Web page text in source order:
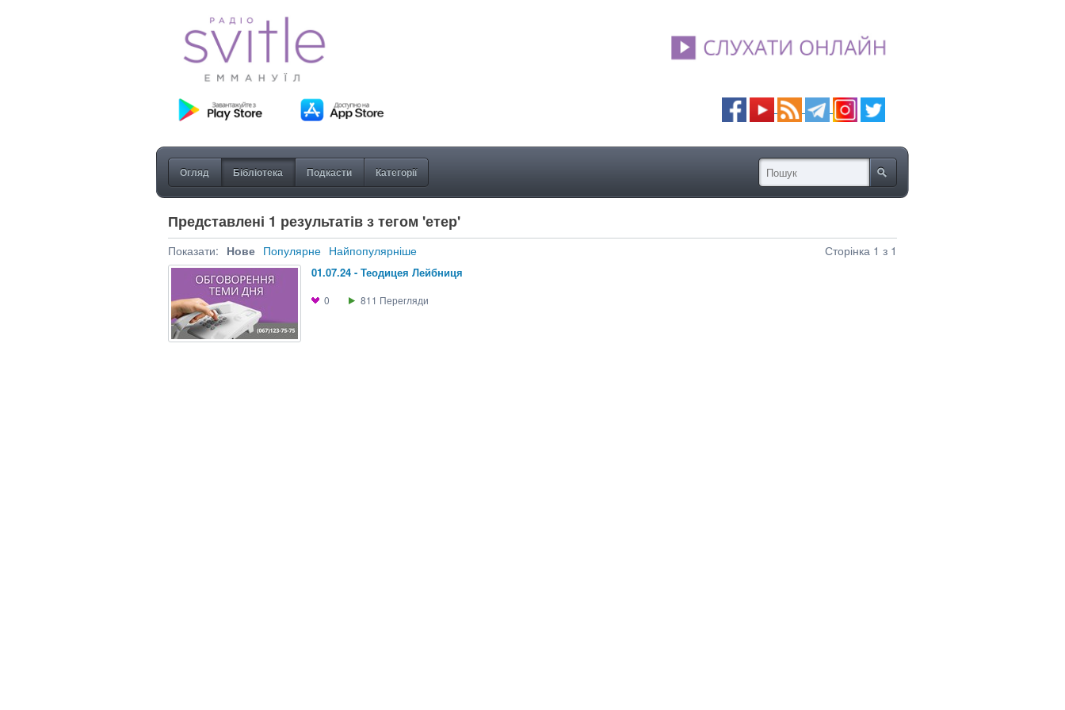
Огляд Бібліотека Подкасти Категорії
Представлені 1 результатів з тегом 'етер'
Показати: Нове Популярне Найпопулярніше Сторінка 1 з 1
01.07.24 - Теодицея Лейбниця
0 811 Перегляди